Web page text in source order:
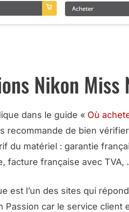
Nikon
dans le guide « Où
recommande de bien
du matériel : garantie
facture française avec TVA,
est l’un des sites qui
Passion car le service client